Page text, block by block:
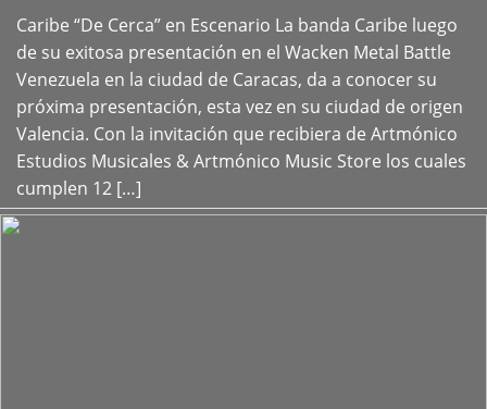
Caribe “De Cerca” en Escenario La banda Caribe luego
de su exitosa presentación en el Wacken Metal Battle
Venezuela en la ciudad de Caracas, da a conocer su
próxima presentación, esta vez en su ciudad de origen
Valencia. Con la invitación que recibiera de Artmónico
Estudios Musicales & Artmónico Music Store los cuales
cumplen 12 […]
+